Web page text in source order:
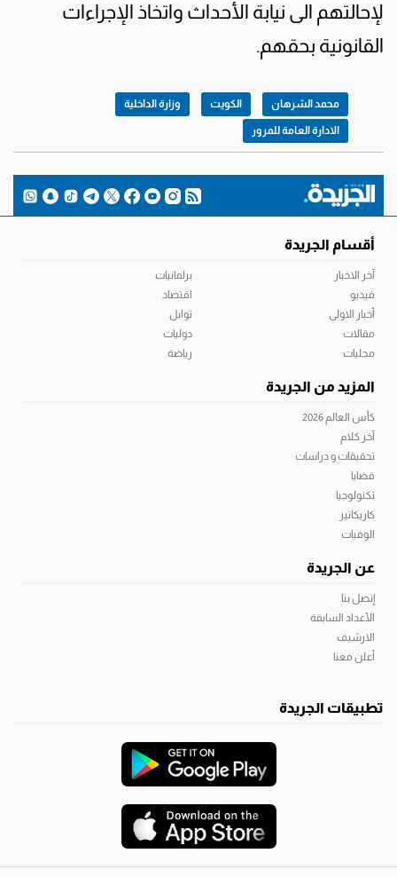
لإحالتهم الى نيابة الأحداث واتخاذ الإجراءات
القانونية بحقهم.
محمد الشرهان الكويت وزارة الداخلية
الادارة العامة للمرور
أقسام الجريدة
آخر الاخبار
فيديو
أخبار الاولى
مقالات
محليات
برلمانيات
اقتصاد
توابل
دوليات
رياضة
المزيد من الجريدة
كأس العالم 2026
آخر كلام
تحقيقات و دراسات
قضايا
تكنولوجيا
كاريكاتير
الوفيات
عن الجريدة
إتصل بنا
الأعداد السابقة
الارشيف
أعلن معنا
تطبيقات الجريدة